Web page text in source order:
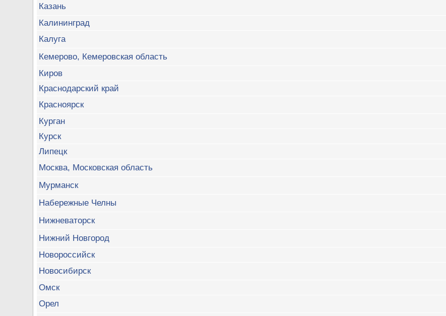
Казань
Калининград
Калуга
Кемерово, Кемеровская область
Киров
Краснодарский край
Красноярск
Курган
Курск
Липецк
Москва, Московская область
Мурманск
Набережные Челны
Нижневаторск
Нижний Новгород
Новороссийск
Новосибирск
Омск
Орел